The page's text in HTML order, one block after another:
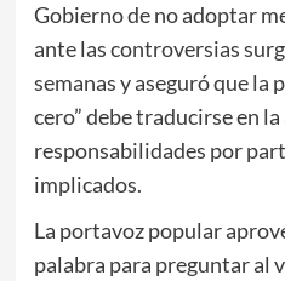
Gobierno de no adoptar
ante las controversias
semanas y aseguró que la
cero” debe traducirse en
responsabilidades por
implicados.
La portavoz popular
palabra para preguntar al